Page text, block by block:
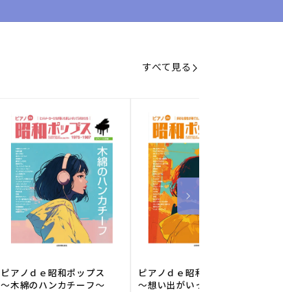
すべて見る
ピアノｄｅ昭和ポップス
～木綿のハンカチーフ～
ピアノｄｅ昭和ポップス
～想い出がいっぱい～